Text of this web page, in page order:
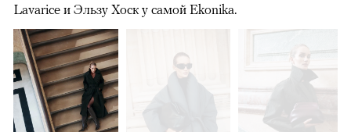
Lavarice и Эльзу Хоск у самой Ekonika.